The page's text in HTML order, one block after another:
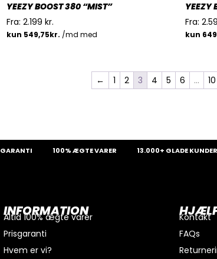
YEEZY BOOST 380 “MIST”
Fra: 2.199 kr.
YEEZY
Fra:
← 1 2 3 4 5 6 … 10
100% ÆGTE VARER 13.000+ GLADE KUNDER
INFORMATION
Altid 100% ægte varer
Prisgaranti
Hvem er vi?
Kontakt
FAQs